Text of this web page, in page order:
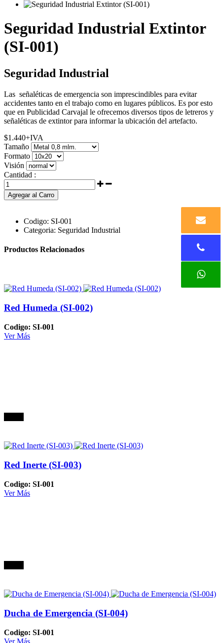
Seguridad Industrial Extintor
(SI-001)
Seguridad Industrial
Las señaléticas de emergencia son imprescindibles para evitar
accidentes tanto en el trabajo como en lugares públicos. Es por esto
que en Publicidad Carvajal le ofrecemos diversos tipos de letreros y
señaléticas de extintor para informar la ubicación del artefacto.
$1.440+IVA
Tamaño
Formato
Visión
Cantidad :
Agregar al Carro
Codigo: SI-001
Categoria: Seguridad Industrial
Productos Relacionados
Red Humeda (SI-002)
Codigo: SI-001
Ver Más
Red Inerte (SI-003)
Codigo: SI-001
Ver Más
Ducha de Emergencia (SI-004)
Codigo: SI-001
Ver Más